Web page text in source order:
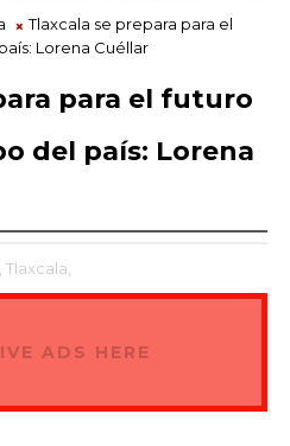
Tlaxcala se prepara para el
Lorena Cuéllar
para el futuro
del país: Lorena
Tlaxcala,
ADS HERE